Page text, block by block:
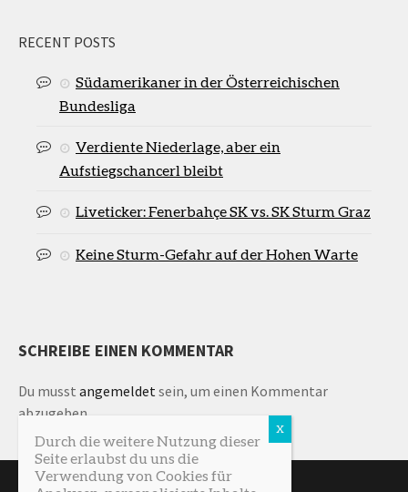
RECENT POSTS
Südamerikaner in der Österreichischen
Bundesliga
Verdiente Niederlage, aber ein
Aufstiegschancerl bleibt
Liveticker: Fenerbahçe SK vs. SK Sturm Graz
Keine Sturm-Gefahr auf der Hohen Warte
SCHREIBE EINEN KOMMENTAR
Du musst angemeldet sein, um einen Kommentar
abzugeben.
Durch die weitere Nutzung dieser
Seite erlaubst du uns die
Verwendung von Cookies für